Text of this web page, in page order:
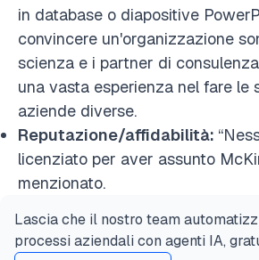
in database o diapositive
convincere un'organizzazione
scienza e i partner di
una vasta esperienza nel fare le
aziende diverse.
Reputazione/affidabilità:
licenziato per aver assunto
menzionato.
Lascia che il nostro team
processi aziendali con agenti IA,